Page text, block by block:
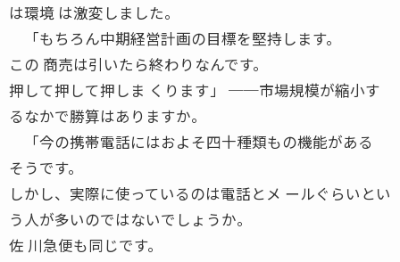
は環境 は激変しました。
「もちろん中期経営計画の目標を堅持します。
この 商売は引いたら終わりなんです。
押して押して押しま くります」 ──市場規模が縮小す
るなかで勝算はありますか。
「今の携帯電話にはおよそ四十種類もの機能がある
そうです。
しかし、実際に使っているのは電話とメ ールぐらいとい
う人が多いのではないでしょうか。
佐 川急便も同じです。